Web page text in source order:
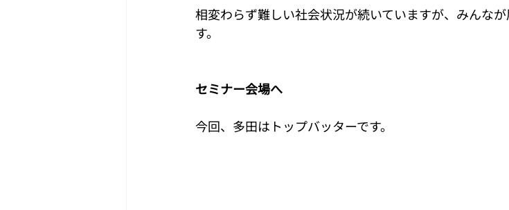
相変わらず難しい社会状況が続いていますが、みんな
す。
セミナー会場へ
今回、多田はトップバッターです。